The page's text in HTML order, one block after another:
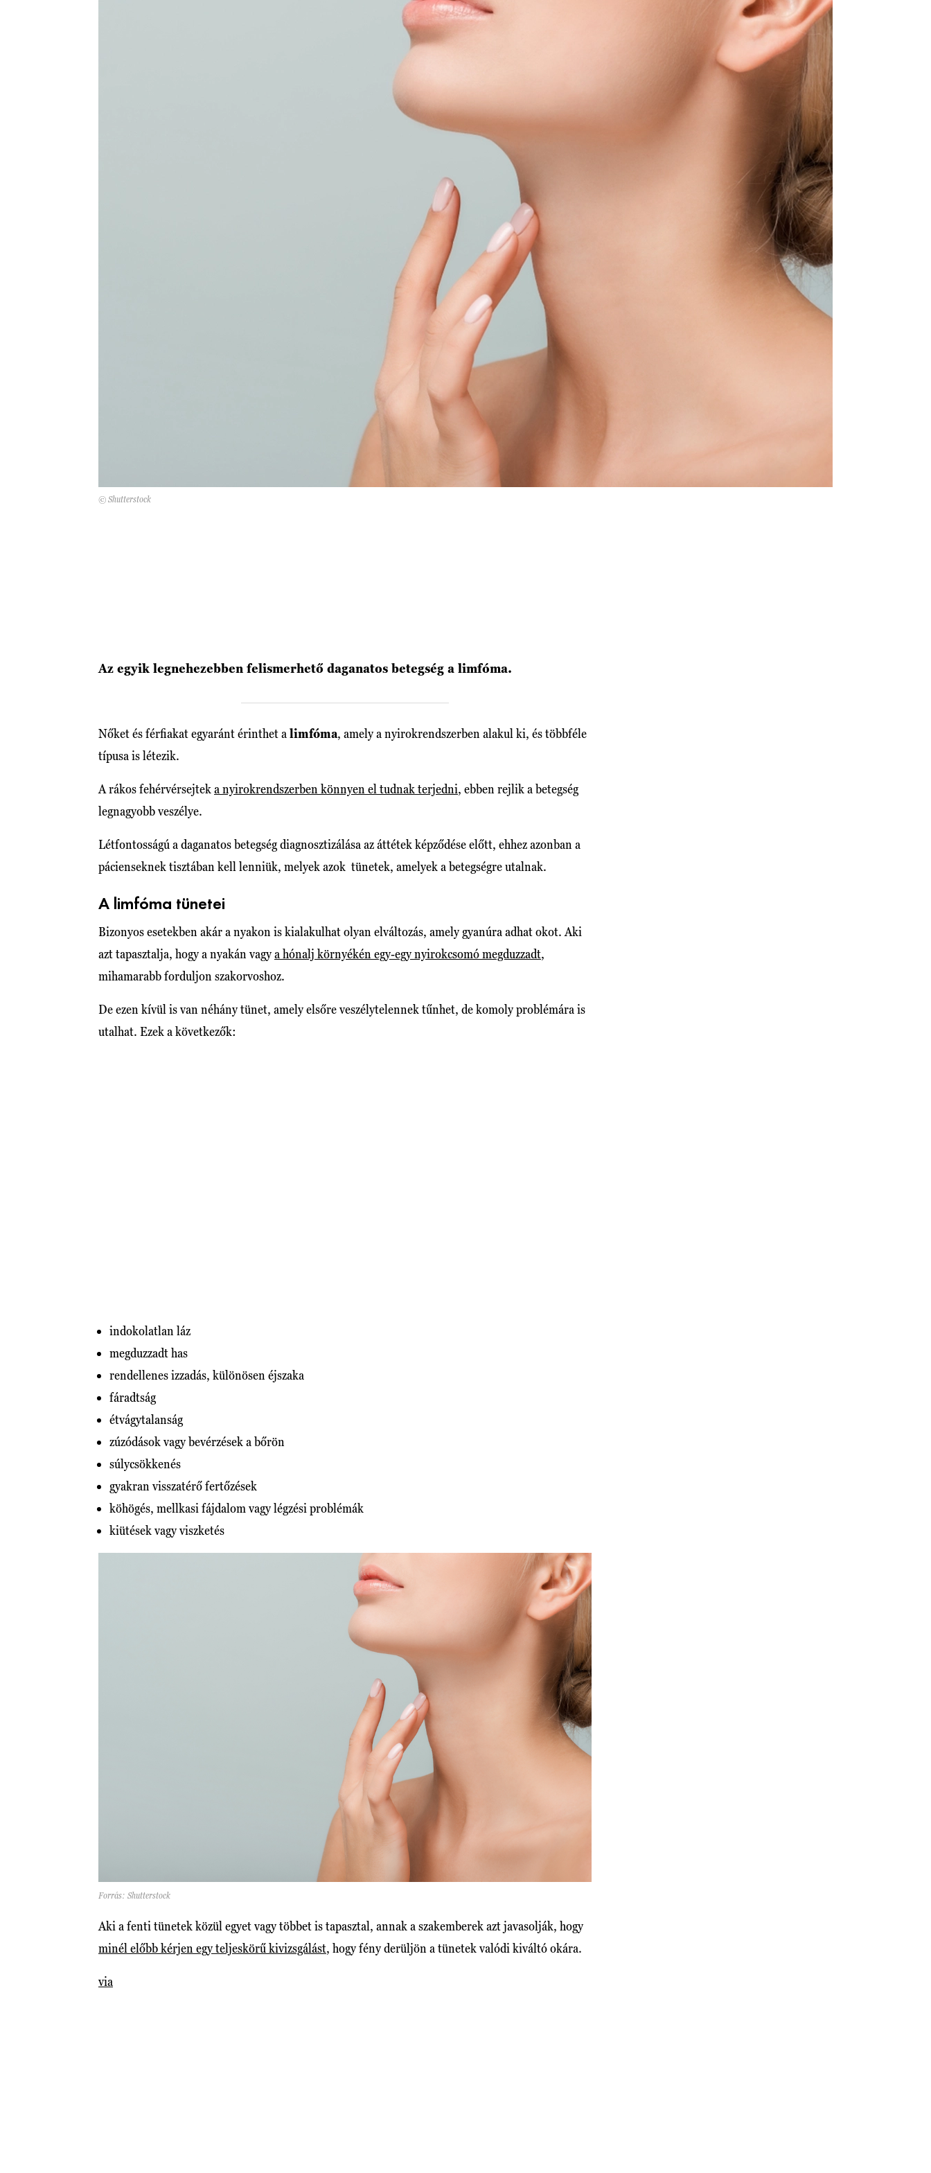
© Shutterstock
Az egyik legnehezebben felismerhető daganatos betegség a limfóma.
Nőket és férfiakat egyaránt érinthet a limfóma, amely a nyirokrendszerben alakul ki, és többféle
típusa is létezik.
A rákos fehérvérsejteka nyirokrendszerben könnyen el tudnak terjedni, ebben rejlik a betegség
legnagyobb veszélye.
Létfontosságú a daganatos betegség diagnosztizálása az áttétek képződése előtt, ehhez azonban a
pácienseknek tisztában kell lenniük, melyek azok tünetek, amelyek a betegségre utalnak.
A limfóma tünetei
Bizonyos esetekben akár a nyakon is kialakulhat olyan elváltozás, amely gyanúra adhat okot. Aki
azt tapasztalja, hogy a nyakán vagya hónalj környékén egy-egy nyirokcsomó megduzzadt,
mihamarabb forduljon szakorvoshoz.
De ezen kívül is van néhány tünet, amely elsőre veszélytelennek tűnhet, de komoly problémára is
utalhat. Ezek a következők:
indokolatlan láz
megduzzadt has
rendellenes izzadás, különösen éjszaka
fáradtság
étvágytalanság
zúzódások vagy bevérzések a bőrön
súlycsökkenés
gyakran visszatérő fertőzések
köhögés, mellkasi fájdalom vagy légzési problémák
kiütések vagy viszketés
Forrás: Shutterstock
Aki a fenti tünetek közül egyet vagy többet is tapasztal, annak a szakemberek azt javasolják, hogy
minél előbb kérjen egy teljeskörű kivizsgálást, hogy fény derüljön a tünetek valódi kiváltó okára.
via